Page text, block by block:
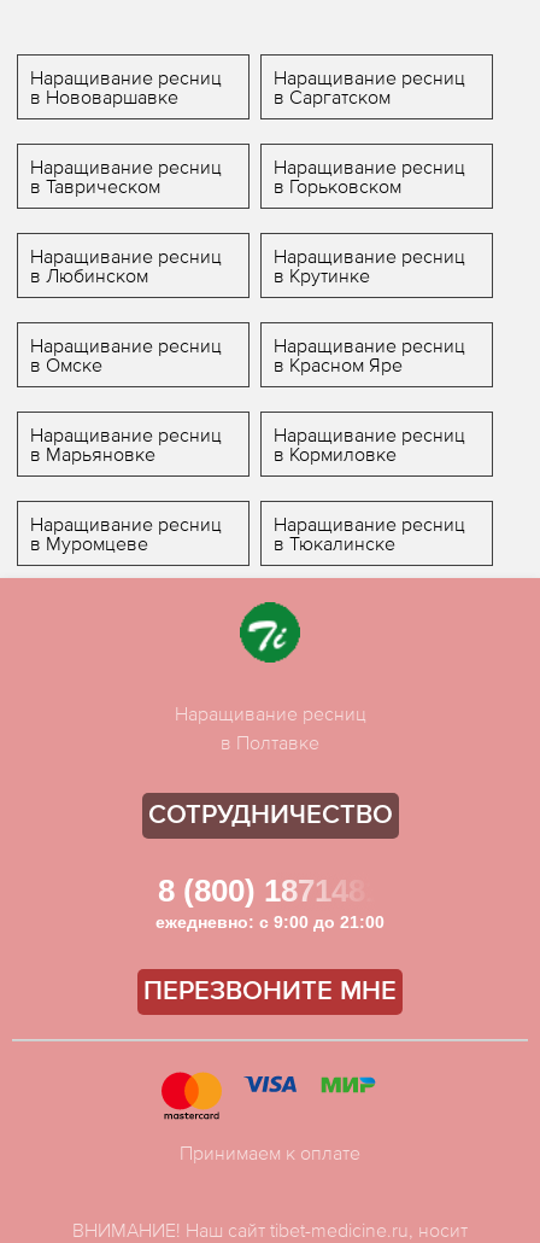
Наращивание ресниц
в Нововаршавке
Наращивание ресниц
в Саргатском
Наращивание ресниц
в Таврическом
Наращивание ресниц
в Горьковском
Наращивание ресниц
в Любинском
Наращивание ресниц
в Крутинке
Наращивание ресниц
в Омске
Наращивание ресниц
в Красном Яре
Наращивание ресниц
в Марьяновке
Наращивание ресниц
в Кормиловке
Наращивание ресниц
в Муромцеве
Наращивание ресниц
в Тюкалинске
Наращивание ресниц
в Полтавке
СОТРУДНИЧЕСТВО
8 (800) 1871481
ежедневно: с 9:00 до 21:00
ПЕРЕЗВОНИТЕ МНЕ
ВНИМАНИЕ! Наш сайт tibet-medicine.ru, носит
Принимаем к оплате